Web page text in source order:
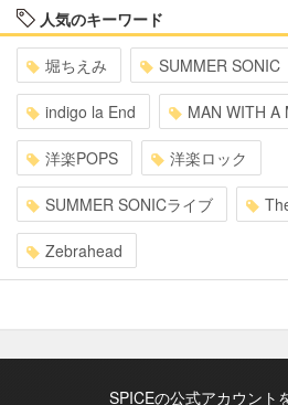
人気のキーワード
堀ちえみ SUMMER SONIC
indigo la End MAN WITH A
洋楽POPS 洋楽ロック
SUMMER SONICライブ
Zebrahead
SPICEの公式アカウント